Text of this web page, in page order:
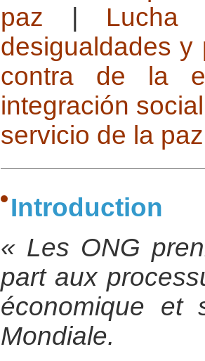
paz
desigualdades y
contra de la
integración social
servicio de la paz
Introduction
« Les ONG
part aux
économique et
Mondiale.